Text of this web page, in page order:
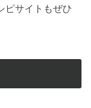
ピサイトもぜひ